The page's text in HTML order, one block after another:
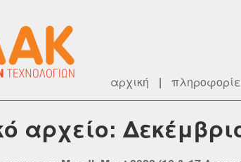
αρχική |
αρχείο: